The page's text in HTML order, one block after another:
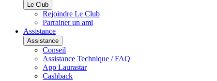
Le Club
Rejoindre Le Club
Parrainer un ami
Assistance
Assistance
Conseil
Assistance Technique / FAQ
App Laurastar
Cashback